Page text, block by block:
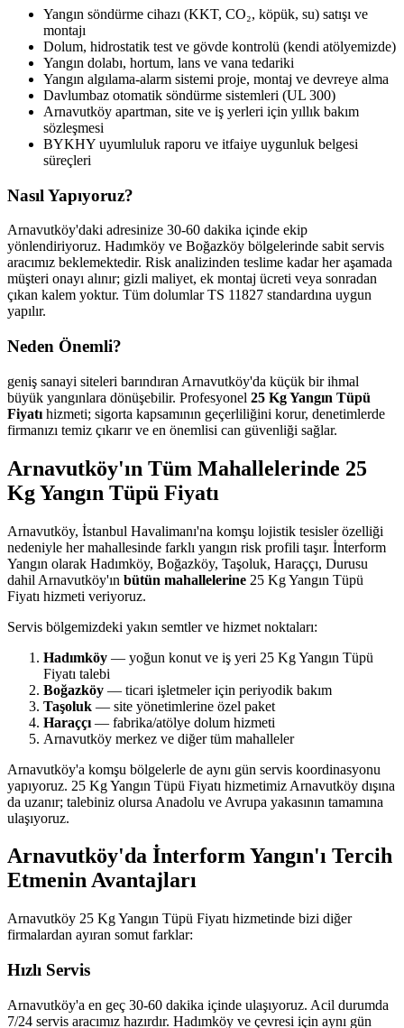
Yangın söndürme cihazı (KKT, CO₂, köpük, su) satışı ve
montajı
Dolum, hidrostatik test ve gövde kontrolü (kendi atölyemizde)
Yangın dolabı, hortum, lans ve vana tedariki
Yangın algılama-alarm sistemi proje, montaj ve devreye alma
Davlumbaz otomatik söndürme sistemleri (UL 300)
Arnavutköy apartman, site ve iş yerleri için yıllık bakım
sözleşmesi
BYKHY uyumluluk raporu ve itfaiye uygunluk belgesi
süreçleri
Nasıl Yapıyoruz?
Arnavutköy'daki adresinize 30-60 dakika içinde ekip
yönlendiriyoruz. Hadımköy ve Boğazköy bölgelerinde sabit servis
aracımız beklemektedir. Risk analizinden teslime kadar her aşamada
müşteri onayı alınır; gizli maliyet, ek montaj ücreti veya sonradan
çıkan kalem yoktur. Tüm dolumlar TS 11827 standardına uygun
yapılır.
Neden Önemli?
geniş sanayi siteleri barındıran Arnavutköy'da küçük bir ihmal
büyük yangınlara dönüşebilir. Profesyonel 25 Kg Yangın Tüpü
Fiyatı hizmeti; sigorta kapsamının geçerliliğini korur, denetimlerde
firmanızı temiz çıkarır ve en önemlisi can güvenliği sağlar.
Arnavutköy'ın Tüm Mahallelerinde 25
Kg Yangın Tüpü Fiyatı
Arnavutköy, İstanbul Havalimanı'na komşu lojistik tesisler özelliği
nedeniyle her mahallesinde farklı yangın risk profili taşır. İnterform
Yangın olarak Hadımköy, Boğazköy, Taşoluk, Haraççı, Durusu
dahil Arnavutköy'ın bütün mahallelerine 25 Kg Yangın Tüpü
Fiyatı hizmeti veriyoruz.
Servis bölgemizdeki yakın semtler ve hizmet noktaları:
Hadımköy — yoğun konut ve iş yeri 25 Kg Yangın Tüpü
Fiyatı talebi
Boğazköy — ticari işletmeler için periyodik bakım
Taşoluk — site yönetimlerine özel paket
Haraççı — fabrika/atölye dolum hizmeti
Arnavutköy merkez ve diğer tüm mahalleler
Arnavutköy'a komşu bölgelerle de aynı gün servis koordinasyonu
yapıyoruz. 25 Kg Yangın Tüpü Fiyatı hizmetimiz Arnavutköy dışına
da uzanır; talebiniz olursa Anadolu ve Avrupa yakasının tamamına
ulaşıyoruz.
Arnavutköy'da İnterform Yangın'ı Tercih
Etmenin Avantajları
Arnavutköy 25 Kg Yangın Tüpü Fiyatı hizmetinde bizi diğer
firmalardan ayıran somut farklar:
Hızlı Servis
Arnavutköy'a en geç 30-60 dakika içinde ulaşıyoruz. Acil durumda
7/24 servis aracımız hazırdır. Hadımköy ve çevresi için aynı gün